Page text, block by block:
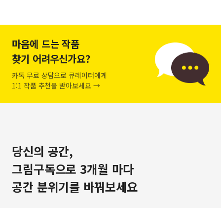
마음에 드는 작품
찾기 어려우신가요?
카톡 무료 상담으로 큐레이터에게
1:1 작품 추천을 받아보세요 →
당신의 공간,
그림구독으로 3개월 마다
공간 분위기를 바꿔보세요